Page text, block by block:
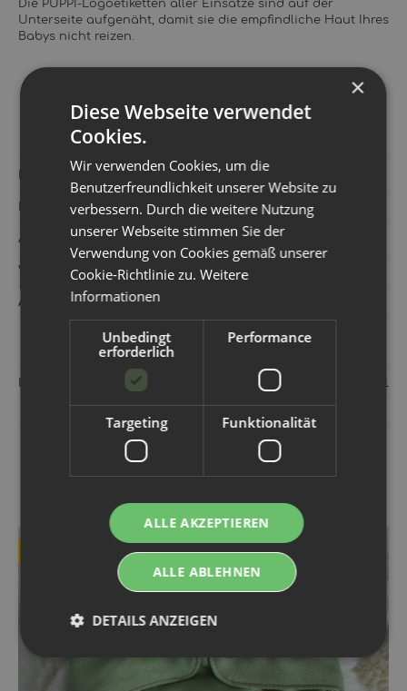
Die PUPPI-Logoetiketten aller Einsätze sind auf der
Unterseite aufgenäht, damit sie die empfindliche Haut Ihres
Babys nicht reizen.
Puppi
Kategorie: Einlagen/Prefolds
Artikelnummer: 752187
Versandgewicht‍: 0,03 kg
Artikelgewicht‍:
Puppi Sp. z o. o. 11-GO LISTOPADA 56 05-070
KUNDEN KAUFTEN DAZU FOLGENDE
ARTIKEL:
×
Diese Webseite verwendet
Cookies.
Wir verwenden Cookies, um die
Benutzerfreundlichkeit unserer Website zu
verbessern. Durch die weitere Nutzung
unserer Webseite stimmen Sie der
Verwendung von Cookies gemäß unserer
Cookie-Richtlinie zu.Weitere
Informationen
Unbedingt
erforderlich
Performance
Targeting Funktionalität
ALLE AKZEPTIEREN
ALLE ABLEHNEN
DETAILS ANZEIGEN